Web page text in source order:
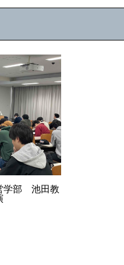
学部 池田教